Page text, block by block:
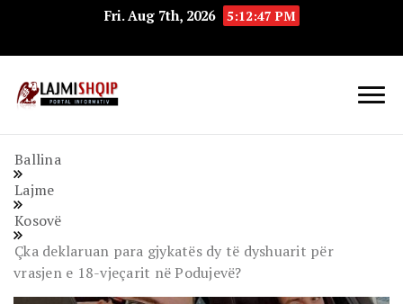
Fri. Aug 7th, 2026 5:12:48 PM
Ballina
Lajme
Kosovë
Çka deklaruan para gjykatës dy të dyshuarit për
vrasjen e 18-vjeçarit në Podujevë?